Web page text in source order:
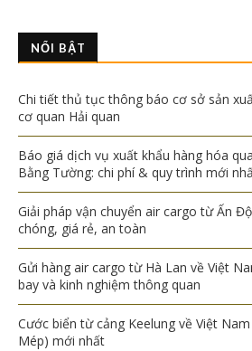
NỔI BẬT
Chi tiết thủ tục thông báo cơ sở sản
cơ quan Hải quan
Báo giá dịch vụ xuất khẩu hàng hóa
Bằng Tường: chi phí & quy trình mới
Giải pháp vận chuyển air cargo từ Ấn
chóng, giá rẻ, an toàn
Gửi hàng air cargo từ Hà Lan về Việt
bay và kinh nghiệm thông quan
Cước biển từ cảng Keelung về Việt
Mép) mới nhất